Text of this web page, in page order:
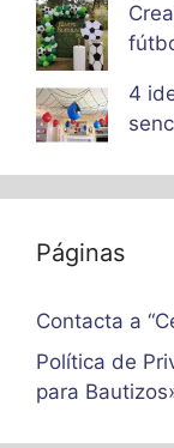
4
Páginas
Contacta a
Política de
para